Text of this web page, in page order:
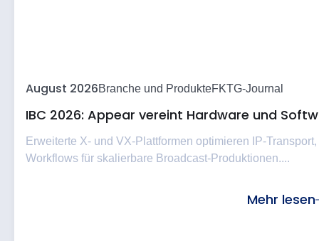
August 2026Branche und ProdukteFKTG-Journal
IBC 2026: Appear vereint Hardware und
Erweiterte X- und VX-Plattformen optimieren IP-
Workflows für skalierbare Broadcast-Produktionen....
Mehr lesen